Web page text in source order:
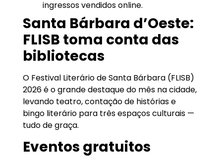
ingressos vendidos online.
Santa Bárbara d’Oeste:
FLISB toma conta das
bibliotecas
O Festival Literário de Santa Bárbara (FLISB)
2026 é o grande destaque do mês na cidade,
levando teatro, contação de histórias e
bingo literário para três espaços culturais —
tudo de graça.
Eventos gratuitos